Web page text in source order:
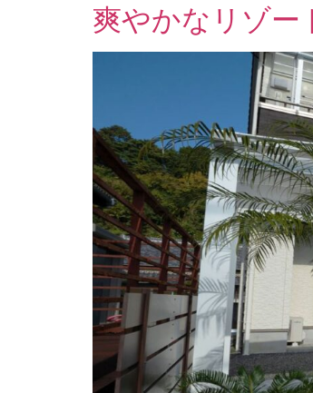
爽やかなリゾー